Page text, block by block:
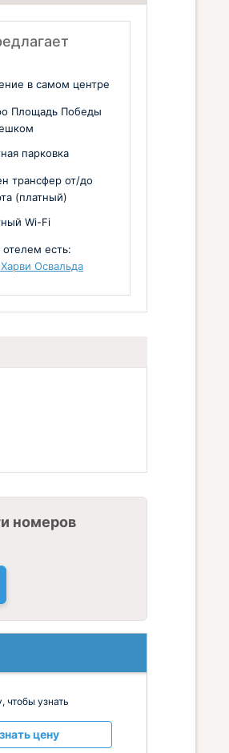
в самом центре
Площадь Победы
парковка
трансфер от/до
(платный)
Wi-Fi
есть:
Освальда
номеров
чтобы узнать
цену